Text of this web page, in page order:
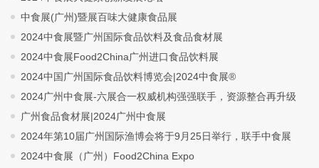
中食展(广州)暨展百味大健康食品展
2024中食展暨广州国际食品饮料及食品食材展
2024中食展Food2China广州进口食品饮料展
2024中国广州国际食品饮料博览会|2024中食展®
2024广州中食展-六展合一权威机构强强联手，资源整合再升级
广州食品食材展|2024广州中食展
2024年第10届广州国际渔博会将于9月25日举行，联手中食展
2024中食展（广州）Food2China Expo